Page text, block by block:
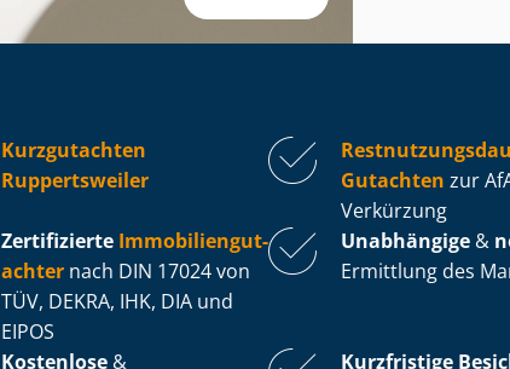
Kurzgutachten
Ruppertsweiler
Gutachten zur
Verkürzung
Zertifizierte Im­mo­bi­li­en­gut­
ach­ter nach DIN 17024 von
TÜV, DEKRA, IHK, DIA und
EIPOS
Unabhängige &
Ermittlung des
Kostenlose &
Kurzfristige